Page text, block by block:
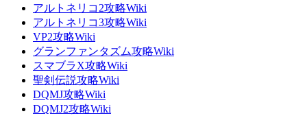
アルトネリコ2攻略Wiki
アルトネリコ3攻略Wiki
VP2攻略Wiki
グランファンタズム攻略Wiki
スマブラX攻略Wiki
聖剣伝説攻略Wiki
DQMJ攻略Wiki
DQMJ2攻略Wiki